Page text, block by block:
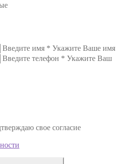
Введите имя * Укажите Ваше имя
Введите телефон * Укажите Ваш
свое согласие